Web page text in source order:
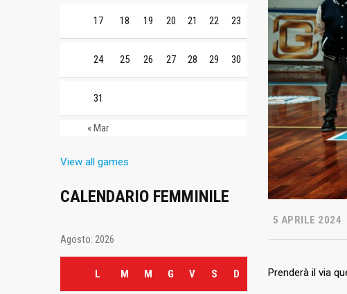
5 APRILE 2024
Prenderà il via
« Mar
17 18 19 20 21 22 23
24 25 26 27 28 29 30
31
View all games
CALENDARIO FEMMINILE
Agosto: 2026
L M M G V S D